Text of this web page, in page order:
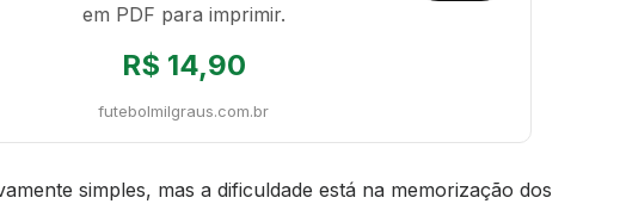
em PDF para imprimir.
R$ 14,90
futebolmilgraus.com.br
simples, mas a dificuldade está na memorização dos